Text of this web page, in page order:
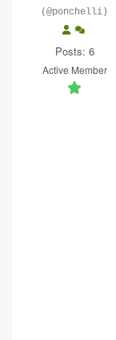
(@ponchelli)
Posts: 6
Active Member